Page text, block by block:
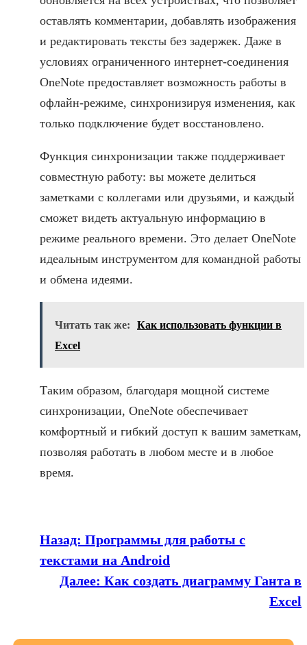
оставлять комментарии, добавлять изображения
и редактировать тексты без задержек. Даже в
условиях ограниченного интернет-соединения
OneNote предоставляет возможность работы в
офлайн-режиме, синхронизируя изменения, как
только подключение будет восстановлено.
Функция синхронизации также поддерживает
совместную работу: вы можете делиться
заметками с коллегами или друзьями, и каждый
сможет видеть актуальную информацию в
режиме реального времени. Это делает OneNote
идеальным инструментом для командной работы
и обмена идеями.
Читать так же:
Как использовать функции в
Excel
Таким образом, благодаря мощной системе
синхронизации, OneNote обеспечивает
комфортный и гибкий доступ к вашим заметкам,
позволяя работать в любом месте и в любое
время.
Назад: Программы для работы с
текстами на Android
Далее: Как создать диаграмму Ганта в
Excel